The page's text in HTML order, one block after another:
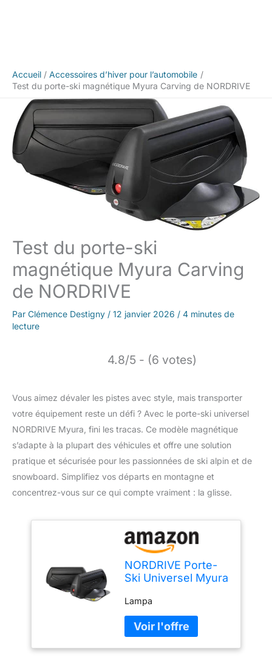
Accueil
Accessoires d’hiver pour l’automobile
Test du porte-ski magnétique Myura Carving de NORDRIVE
Test du porte-ski
magnétique Myura Carving
de NORDRIVE
Par Clémence Destigny / 12 janvier 2026 / 4 minutes de
lecture
4.8/5 - (6 votes)
Vous aimez dévaler les pistes avec style, mais transporter
votre équipement reste un défi ? Avec le porte-ski universel
NORDRIVE Myura, fini les tracas. Ce modèle magnétique
s’adapte à la plupart des véhicules et offre une solution
pratique et sécurisée pour les passionnées de ski alpin et de
snowboard. Simplifiez vos départs en montagne et
concentrez-vous sur ce qui compte vraiment : la glisse.
NORDRIVE Porte-
Ski Universel Myura
pour Ski,
Compatible Voiture
Lampa